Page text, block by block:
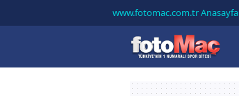
www.fotomac.com.tr Anasayfa